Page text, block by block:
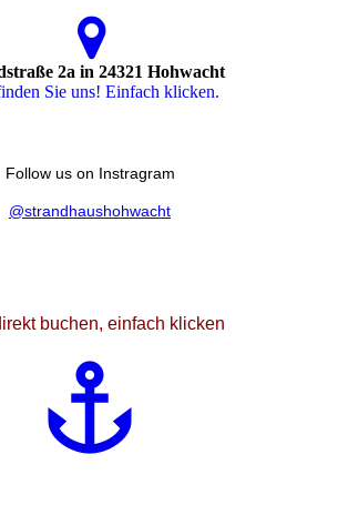
2a in 24321 Hohwacht
Sie uns! Einfach klicken.
Follow us on Instragram
@strandhaushohwacht
buchen, einfach klicken